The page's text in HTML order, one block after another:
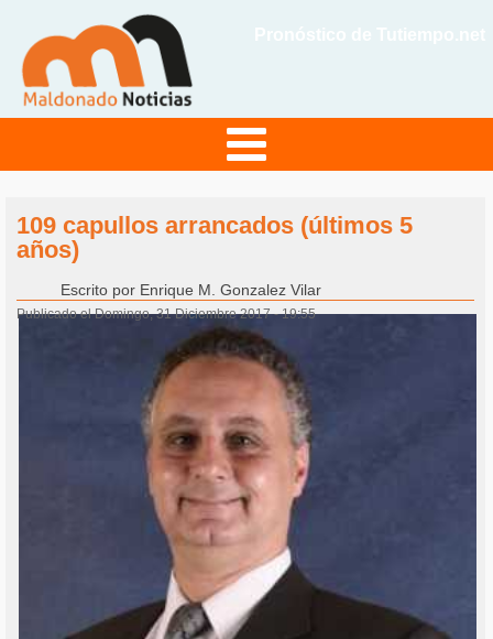
109 capullos arrancados (últimos 5
años)
Escrito por Enrique M. Gonzalez Vilar
Publicado el Domingo, 31 Diciembre 2017 - 19:55